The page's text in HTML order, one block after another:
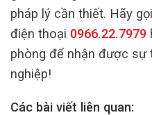
pháp lý cần thiết. Hãy
điện thoại 0966.22.7979
phòng để nhận được sự
nghiệp!
Các bài viết liên quan: